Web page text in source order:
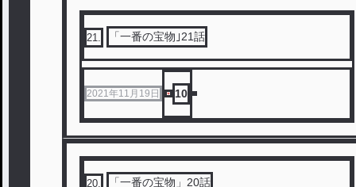
21 「一番の宝物｣21話
2021年11月19日 10
20 「一番の宝物」20話